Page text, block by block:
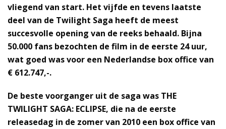
vliegend van start. Het vijfde en tevens laatste
deel van de Twilight Saga heeft de meest
succesvolle opening van de reeks behaald. Bijna
50.000 fans bezochten de film in de eerste 24 uur,
wat goed was voor een Nederlandse box office van
€ 612.747,-.
De beste voorganger uit de saga was THE
TWILIGHT SAGA: ECLIPSE, die na de eerste
releasedag in de zomer van 2010 een box office van